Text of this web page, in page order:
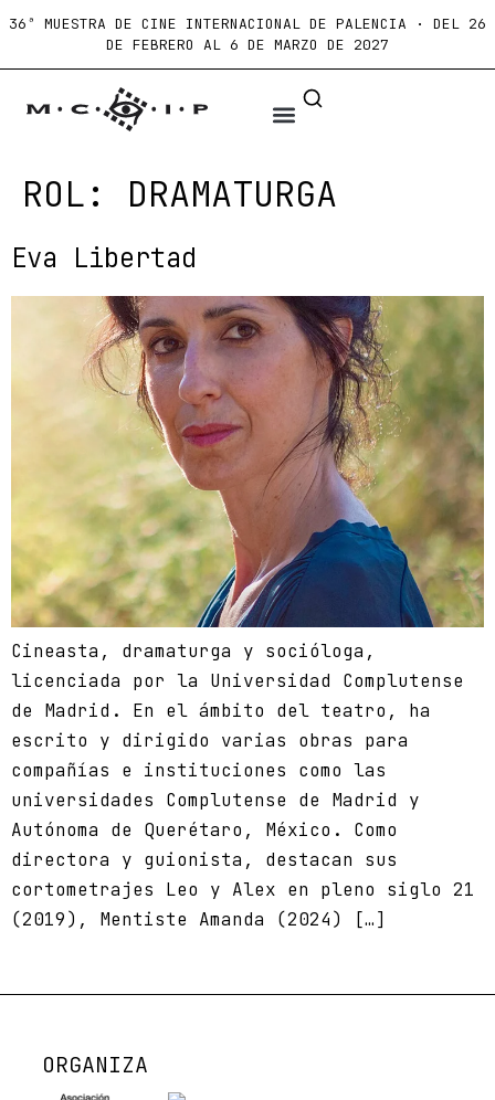
36ª MUESTRA DE CINE INTERNACIONAL DE PALENCIA · DEL 26
DE FEBRERO AL 6 DE MARZO DE 2027
ROL: DRAMATURGA
Eva Libertad
Cineasta, dramaturga y socióloga,
licenciada por la Universidad Complutense
de Madrid. En el ámbito del teatro, ha
escrito y dirigido varias obras para
compañías e instituciones como las
universidades Complutense de Madrid y
Autónoma de Querétaro, México. Como
directora y guionista, destacan sus
cortometrajes Leo y Alex en pleno siglo 21
(2019), Mentiste Amanda (2024) […]
ORGANIZA